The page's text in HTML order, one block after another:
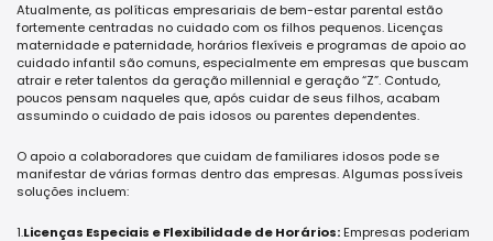
Atualmente, as políticas empresariais de bem-estar parental estão
fortemente centradas no cuidado com os filhos pequenos. Licenças
maternidade e paternidade, horários flexíveis e programas de apoio ao
cuidado infantil são comuns, especialmente em empresas que buscam
atrair e reter talentos da geração millennial e geração “Z”. Contudo,
poucos pensam naqueles que, após cuidar de seus filhos, acabam
assumindo o cuidado de pais idosos ou parentes dependentes.
O apoio a colaboradores que cuidam de familiares idosos pode se
manifestar de várias formas dentro das empresas. Algumas possíveis
soluções incluem:
1.Licenças Especiais e Flexibilidade de Horários:Empresas poderiam